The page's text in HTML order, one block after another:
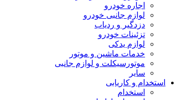
اجاره خودرو
لوازم جانبی خودرو
دزدگیر و ردیاب
تزئینات خودرو
لوازم یدکی
خدمات ماشین و موتور
موتورسیکلت و لوازم جانبی
سایر
استخدام و کاریابی
استخدام